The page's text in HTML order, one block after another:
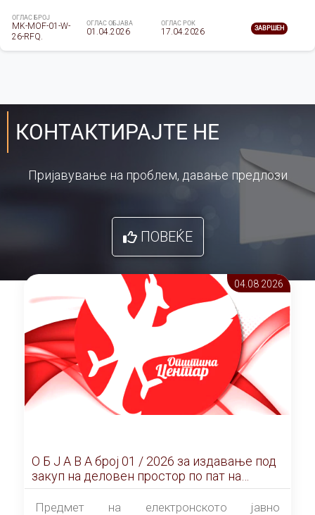
ОГЛАС БРОЈ
MK-MOF-01-W-
26-RFQ.
ОГЛАС ОБЈАВА
01.04.2026
ОГЛАС РОК
17.04.2026 ЗАВРШЕН
КОНТАКТИРАЈТЕ НЕ
Пријавување на проблем, давање предлози
ПОВЕЌЕ
04.08 2026
О Б Ј А В А брoj 01 / 2026 за издавање под
закуп на деловен простор по пат на
ЕЛЕКТРОНСКО ЈАВНО НАДДАВАЊЕ
Предмет на електронското јавно